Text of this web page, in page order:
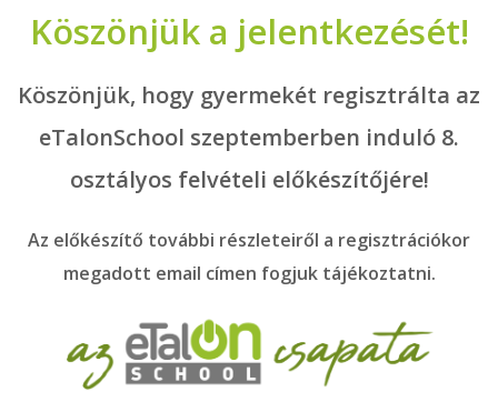
Köszönjük a jelentkezését!
Köszönjük, hogy gyermekét regisztrálta az
eTalonSchool szeptemberben induló 8.
osztályos felvételi előkészítőjére!
Az előkészítő további részleteiről a regisztrációkor
megadott email címen fogjuk tájékoztatni.